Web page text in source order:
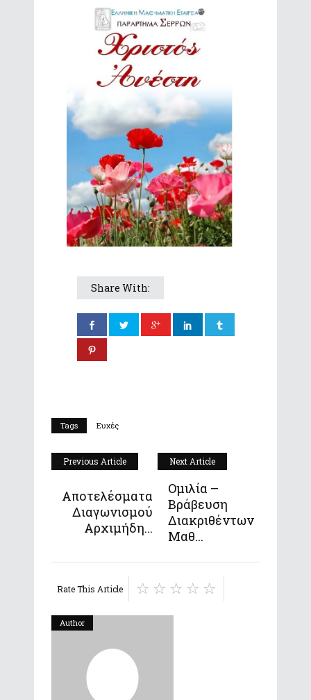
Share With:
Tags Ευχές
Previous Article
Αποτελέσματα
Διαγωνισμού
Αρχιμήδη...
Next Article
Ομιλία –
Βράβευση
Διακριθέντων
Μαθ...
Rate This Article
Author